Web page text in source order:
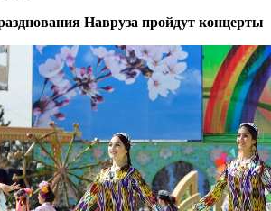
Навруза пройдут концерты